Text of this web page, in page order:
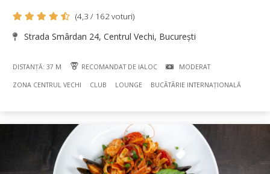
(4,3 / 162 voturi)
Strada Smârdan 24, Centrul Vechi, București
DISTANȚĂ: 37 M RECOMANDAT DE IALOC MODERAT
ZONA CENTRUL VECHI CLUB LOUNGE BUCÃTÃRIE INTERNAȚIONALĂ